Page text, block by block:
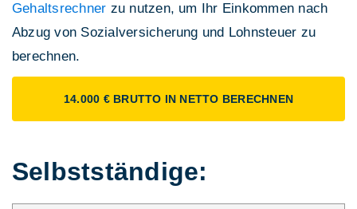
Gehaltsrechner zu nutzen, um Ihr Einkommen nach
Abzug von Sozialversicherung und Lohnsteuer zu
berechnen.
14.000 € BRUTTO IN NETTO BERECHNEN
Selbstständige: